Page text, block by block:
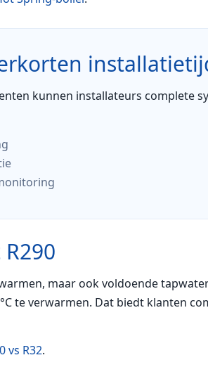
kunnen installateurs complete
maar ook voldoende
te verwarmen. Dat biedt klanten
vs R32.